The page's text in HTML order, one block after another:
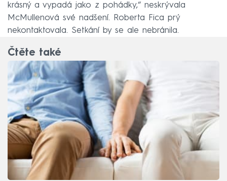
krásný a vypadá jako z pohádky,“ neskrývala
McMullenová své nadšení. Roberta Fica prý
nekontaktovala. Setkání by se ale nebránila.
Čtěte také